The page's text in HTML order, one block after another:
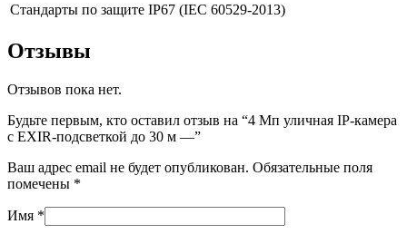
Стандарты по защите IP67 (IEC 60529-2013)
Отзывы
Отзывов пока нет.
Будьте первым, кто оставил отзыв на “4 Мп уличная IP-камера
с EXIR-подсветкой до 30 м —”
Ваш адрес email не будет опубликован. Обязательные поля
помечены *
Имя *